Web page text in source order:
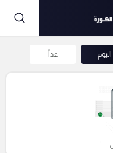
اليوم غداً